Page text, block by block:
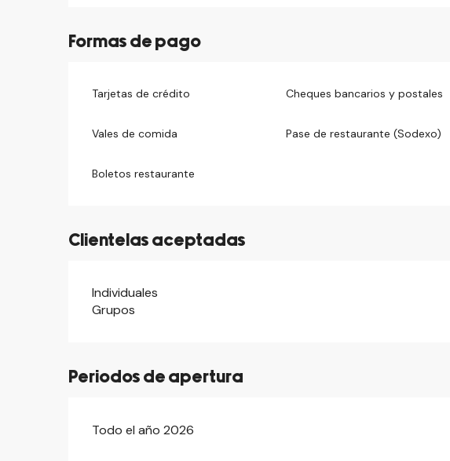
Formas de pago
Tarjetas de crédito Cheques bancarios y postales
Vales de comida Pase de restaurante (Sodexo)
Boletos restaurante
Clientelas aceptadas
Individuales
Grupos
Periodos de apertura
Todo el año 2026